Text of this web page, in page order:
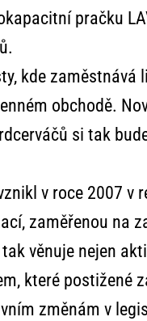
pračku
kde zaměstnává
obchodě.
si tak
v roce 2007 v
zaměřenou na
věnuje nejen
které postižené
změnám v